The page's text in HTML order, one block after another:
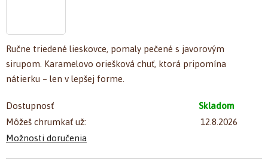
Ručne triedené lieskovce, pomaly pečené s javorovým
sirupom. Karamelovo oriešková chuť, ktorá pripomína
nátierku – len v lepšej forme.
Dostupnosť
Skladom
Môžeš chrumkať už:
12.8.2026
Možnosti doručenia